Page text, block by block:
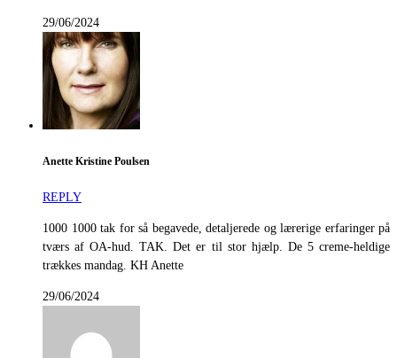
29/06/2024
Anette Kristine Poulsen
REPLY
1000 1000 tak for så begavede, detaljerede og lærerige erfaringer på
tværs af OA-hud. TAK. Det er til stor hjælp. De 5 creme-heldige
trækkes mandag. KH Anette
29/06/2024